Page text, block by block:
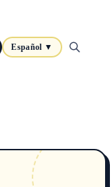
Español ▼